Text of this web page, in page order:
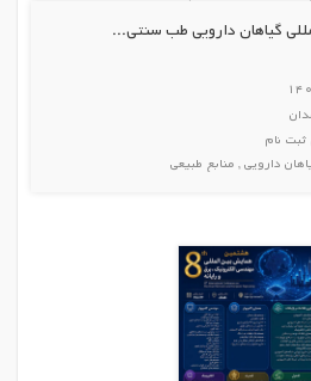
گیاهان دارویی طب سنتی...
ثبت نام
دارویی , منابع طبیعی